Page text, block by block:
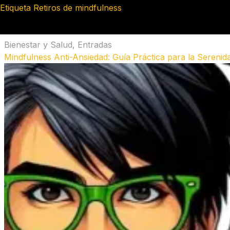
Etiqueta Retiros de mindfulness
Bienestar y Salud, Entradas
Mindfulness Anti-Ansiedad: Guía Práctica para la